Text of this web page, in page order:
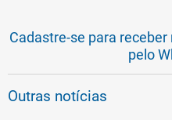
Cadastre-se para
pelo
Outras notícias